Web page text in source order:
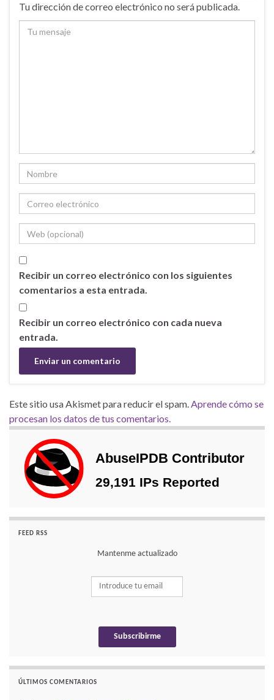
Tu dirección de correo electrónico no será publicada.
Recibir un correo electrónico con los siguientes
comentarios a esta entrada.
Recibir un correo electrónico con cada nueva
entrada.
Este sitio usa Akismet para reducir el spam.Aprende cómo se
procesan los datos de tus comentarios.
FEED RSS
Mantenme actualizado
ÚLTIMOS COMENTARIOS